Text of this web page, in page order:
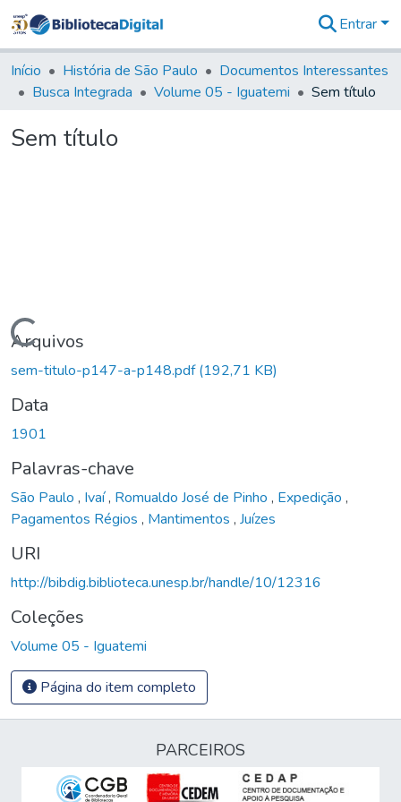
&
Coleções
Tudo na
Entrar
Início História de São Paulo
Documentos Interessantes
Busca Integrada
Volume 05 - Iguatemi Sem título
Sem título
Carregando...
Arquivos
sem-titulo-p147-a-p148.pdf(192,71 KB)
Data
1901
Palavras-chave
São Paulo , Ivaí, Romualdo José de Pinho , Expedição ,
Pagamentos Régios , Mantimentos , Juízes
URI
http://bibdig.biblioteca.unesp.br/handle/10/12316
Coleções
Volume 05 - Iguatemi
Página do item completo
PARCEIROS